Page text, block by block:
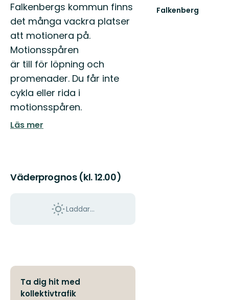
Falkenbergs kommun finns
det många vackra platser
att motionera på.
Motionsspåren
är till för löpning och
promenader. Du får inte
cykla eller rida i
motionsspåren.
Läs mer
Väderprognos (kl. 12.00)
Laddar...
Ta dig hit med
kollektivtrafik
Falkenberg